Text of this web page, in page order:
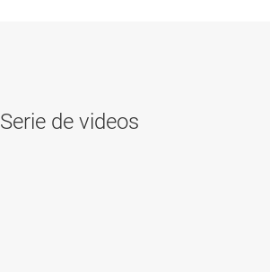
Serie de videos